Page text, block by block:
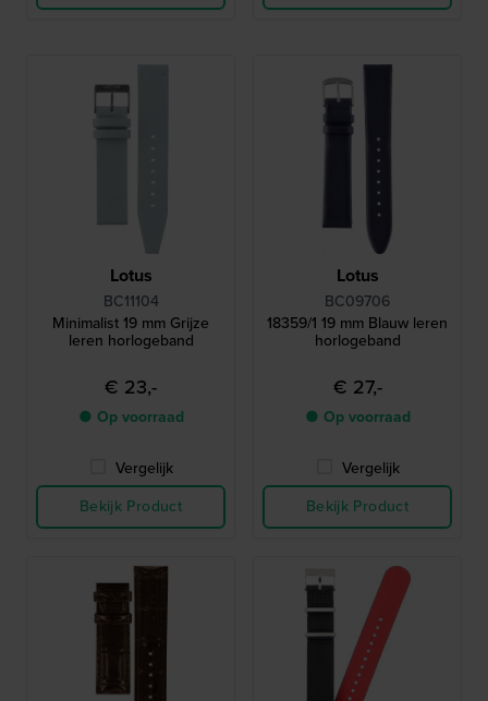
Lotus
BC11104
Minimalist 19 mm Grijze
leren horlogeband
€ 23,-
● Op voorraad
Vergelijk
Bekijk Product
Lotus
BC09706
18359/1 19 mm Blauw leren
horlogeband
€ 27,-
● Op voorraad
Vergelijk
Bekijk Product